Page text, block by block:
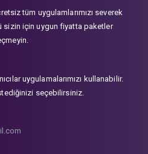
tüm uygulamlarımızı severek
sizin için uygun fiyatta paketler
uygulamalarımızı kullanabilir.
seçebilirsiniz.